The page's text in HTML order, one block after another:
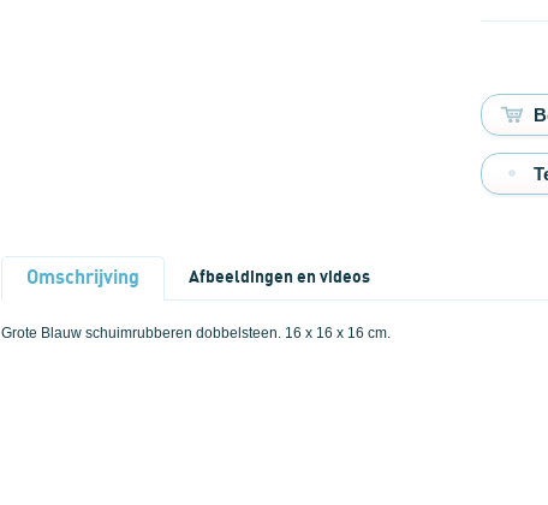
Omschrijving Afbeeldingen en videos
Grote Blauw schuimrubberen dobbelsteen. 16 x 16 x 16 cm.